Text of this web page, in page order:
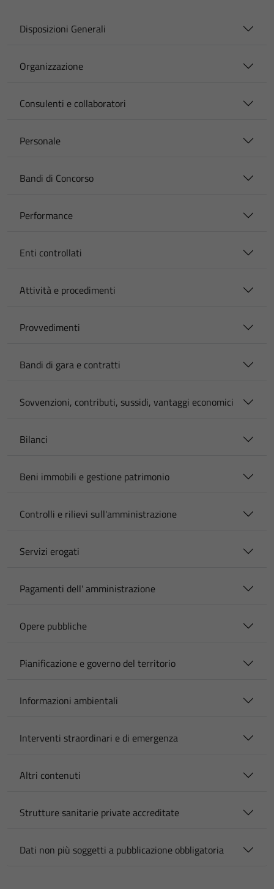
Disposizioni Generali
Organizzazione
Consulenti e collaboratori
Personale
Bandi di Concorso
Performance
Enti controllati
Attività e procedimenti
Provvedimenti
Bandi di gara e contratti
Sovvenzioni, contributi, sussidi, vantaggi economici
Bilanci
Beni immobili e gestione patrimonio
Controlli e rilievi sull'amministrazione
Servizi erogati
Pagamenti dell' amministrazione
Opere pubbliche
Pianificazione e governo del territorio
Informazioni ambientali
Interventi straordinari e di emergenza
Altri contenuti
Strutture sanitarie private accreditate
Dati non più soggetti a pubblicazione obbligatoria